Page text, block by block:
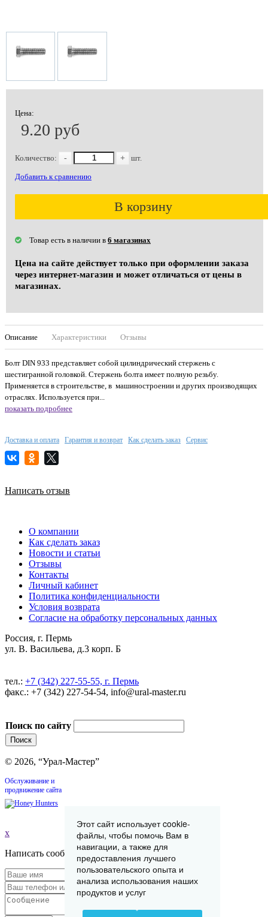
Цена:
9.20 руб
Количество: - + шт.
Добавить к сравнению
В корзину
Товар есть в наличии в 6 магазинах
Цена на сайте действует только при оформлении заказа
через интернет-магазин и может отличаться от цены в
магазинах.
Описание Характеристики Отзывы
Болт DIN 933 представляет собой цилиндрический стержень с
шестигранной головкой. Стержень болта имеет полную резьбу.
Применяется в строительстве, в машиностроении и других производящих
отраслях. Используется при...
показать подробнее
Доставка и оплата Гарантия и возврат Как сделать заказ Сервис
Написать отзыв
О компании
Как сделать заказ
Новости и статьи
Отзывы
Контакты
Личный кабинет
Политика конфиденциальности
Условия возврата
Согласие на обработку персональных данных
Россия, г. Пермь
ул. В. Васильева, д.3 корп. Б
тел.: +7 (342) 227-55-55, г. Пермь
факс.: +7 (342) 227-54-54, info@ural-master.ru
Поиск по сайту
© 2026, “Урал-Мастер”
Обслуживание и
продвижение сайта
x
Написать сообщение
Этот сайт использует cookie-
файлы, чтобы помочь Вам в
навигации, а также для
предоставления лучшего
пользовательского опыта и
анализа использования наших
продуктов и услуг